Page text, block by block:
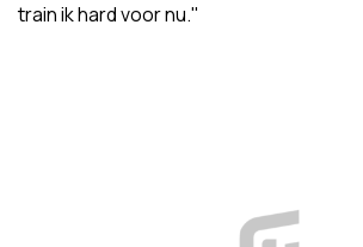
train ik hard voor nu."